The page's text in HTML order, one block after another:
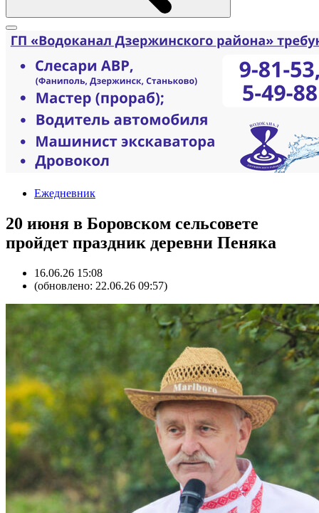
Ежедневник
20 июня в Боровском сельсовете
пройдет праздник деревни Пеняка
16.06.26 15:08
(обновлено: 22.06.26 09:57)